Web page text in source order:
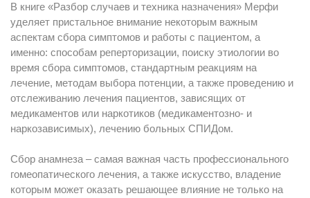
В книге «Разбор случаев и техника назначения» Мерфи
уделяет пристальное внимание некоторым важным
аспектам сбора симптомов и работы с пациентом, а
именно: способам реперторизации, поиску этиологии во
время сбора симптомов, стандартным реакциям на
лечение, методам выбора потенции, а также проведению и
отслеживанию лечения пациентов, зависящих от
медикаментов или наркотиков (медикаментозно- и
наркозависимых), лечению больных СПИДом.
Сбор анамнеза – самая важная часть профессионального
гомеопатического лечения, а также искусство, владение
которым может оказать решающее влияние не только на